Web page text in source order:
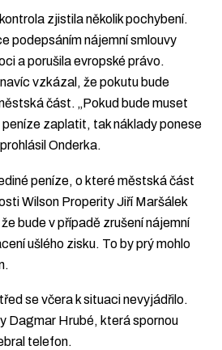
zjistila několik pochybení.
podepsáním nájemní smlouvy
a porušila evropské právo.
vzkázal, že pokutu bude
část. „Pokud bude muset
zaplatit, tak náklady ponese
Onderka.
peníze, o které městská část
Wilson Properity Jiří Maršálek
bude v případě zrušení nájemní
ušlého zisku. To by prý mohlo
se včera k situaci nevyjádřilo.
Dagmar Hrubé, která spornou
telefon.